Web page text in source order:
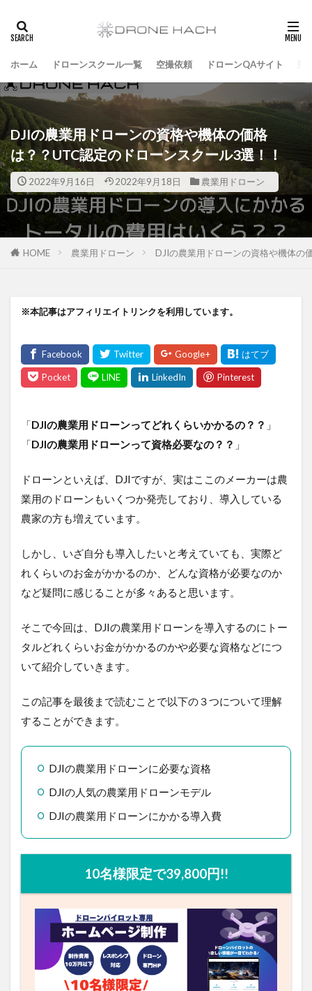
ホーム ドローンスクール一覧 空撮依頼 ドローンQAサイト
DJIの農業用ドローンの資格や機体の価格
は？？UTC認定のドローンスクール3選！！
2022年9月16日 2022年9月18日 農業用ドローン
HOME 農業用ドローン DJIの農業用ドローンの資格や機体の
※本記事はアフィリエイトリンクを利用しています。
「DJIの農業用ドローンってどれくらいかかるの？？ 」
「DJIの農業用ドローンって資格必要なの？？ 」
ドローンといえば、DJIですが、実はここのメーカーは
農業用のドローンもいくつか発売しており、導入して
いる農家の方も増えています。
しかし、いざ自分も導入したいと考えていても、実際
どれくらいのお金がかかるのか、どんな資格が必要な
のかなど疑問に感じることが多々あると思います。
そこで今回は、DJIの農業用ドローンを導入するのにト
ータルどれくらいお金がかかるのかや必要な資格など
について紹介していきます。
この記事を最後まで読むことで以下の３つについて理
解することができます。
DJIの農業用ドローンに必要な資格
DJIの人気の農業用ドローンモデル
DJIの農業用ドローンにかかる導入費
10名様限定で39,800円!!